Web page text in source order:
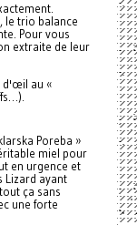
le trio balance
Pour vous
extraite de leur
d'œil au «
Poreba »
miel pour
en urgence et
Lizard ayant
ça sans
une forte